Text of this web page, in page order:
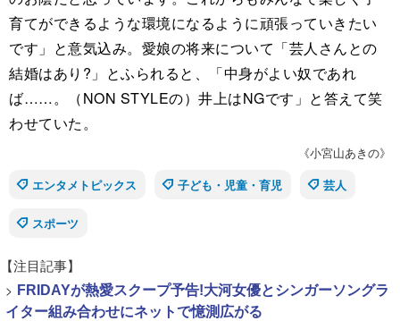
育てができるような環境になるように頑張っていきたい
です」と意気込み。愛娘の将来について「芸人さんとの
結婚はあり?」とふられると、「中身がよい奴であれ
ば……。（NON STYLEの）井上はNGです」と答えて笑
わせていた。
《小宮山あきの》
エンタメトピックス
子ども・児童・育児 芸人
スポーツ
【注目記事】
> FRIDAYが熱愛スクープ予告!大河女優とシンガーソングラ
イター組み合わせにネットで憶測広がる